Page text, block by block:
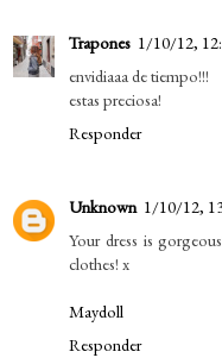
Trapones 1/10/12,
envidiaaa de tiempo!!!
estas preciosa!
Responder
Unknown 1/10/12,
Your dress is
clothes! x
Maydoll
Responder